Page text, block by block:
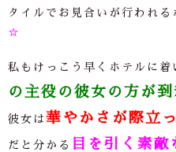
タイルでお見合いが行われる
☆
私もけっこう早くホテルに着
の主役の彼女の方が
彼女は 華やかさが際立
だと分かる 目を引く素敵